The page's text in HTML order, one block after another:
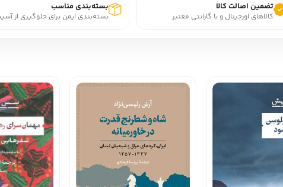
تضمین اصالت کالا
کالاهای اورجینال و با گارانتی معتبر
بسته‌بندی مناسب
بسته‌بندی ایمن برای جلوگیری از